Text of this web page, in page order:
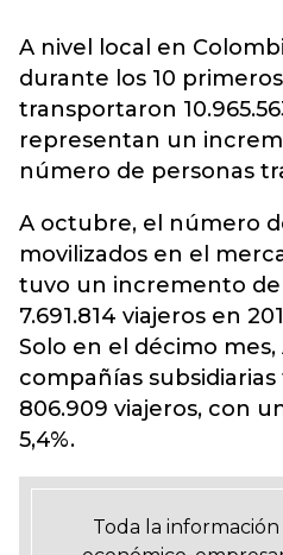
A nivel local en
durante los 10
transportaron
representan un
número de personas
A octubre, el número
movilizados en el
tuvo un incremento de
7.691.814 viajeros en
Solo en el décimo mes,
compañías
806.909 viajeros, con
5,4%.
Toda la